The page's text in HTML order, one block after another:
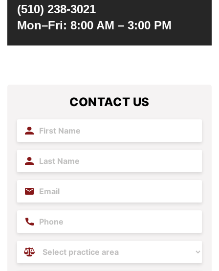
(510) 238-3021
Mon–Fri: 8:00 AM – 3:00 PM
CONTACT US
First
Name
Last
Name
Email
Phone
Practice
Areas